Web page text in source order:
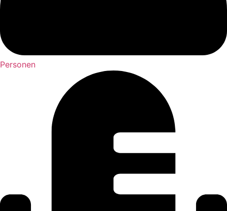
Personen